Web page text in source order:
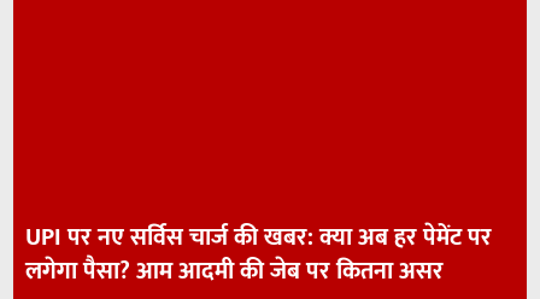
UPI पर नए सर्विस चार्ज की खबर: क्या अब हर पेमेंट पर
लगेगा पैसा? आम आदमी की जेब पर कितना असर